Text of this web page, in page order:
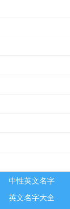
中性英文名字
英文名字大全